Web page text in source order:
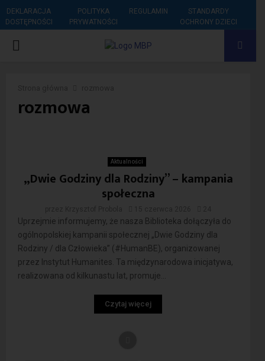
DEKLARACJA
DOSTĘPNOŚCI
POLITYKA
PRYWATNOŚCI
REGULAMIN
STANDARDY
OCHRONY DZIECI
PRIMARY
rozmowa
Aktualności
„Dwie Godziny dla Rodziny” – kampania
społeczna
Uprzejmie informujemy, że nasza Biblioteka dołączyła do
ogólnopolskiej kampanii społecznej „Dwie Godziny dla
Rodziny / dla Człowieka” (#HumanBE), organizowanej
przez Instytut Humanites. Ta międzynarodowa inicjatywa,
realizowana od kilkunastu lat, promuje...
Czytaj więcej